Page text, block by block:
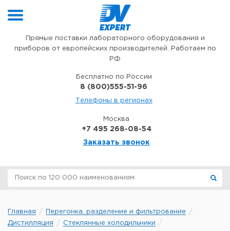
Прямые поставки лабораторного оборудования и
приборов от европейских производителей. Работаем по
РФ
Бесплатно по России
8 (800)555-51-96
Телефоны в регионах
Москва
+7 495 268-08-54
Заказать звонок
Главная
Перегонка, разделение и фильтрование
Дистилляция
Стеклянные холодильники